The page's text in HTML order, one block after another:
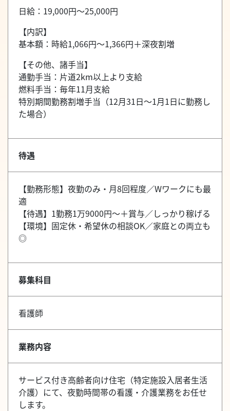
日給：19,000円～25,000円
【内訳】
基本額：時給1,066円～1,366円＋深夜割増
【その他、諸手当】
通勤手当：片道2km以上より支給
燃料手当：毎年11月支給
特別期間勤務割増手当（12月31日～1月1日に勤務し
た場合）
待遇
【勤務形態】夜勤のみ・月8回程度／Wワークにも最
適
【待遇】1勤務1万9000円～＋賞与／しっかり稼げる
【環境】固定休・希望休の相談OK／家庭との両立も
◎
募集科目
看護師
業務内容
サービス付き高齢者向け住宅（特定施設入居者生活
介護）にて、夜勤時間帯の看護・介護業務をお任せ
します。